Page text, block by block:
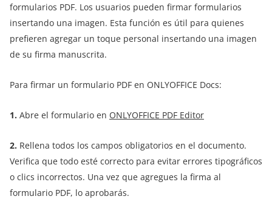
formularios PDF. Los usuarios pueden firmar formularios
insertando una imagen. Esta función es útil para quienes
prefieren agregar un toque personal insertando una imagen
de su firma manuscrita.
Para firmar un formulario PDF en ONLYOFFICE Docs:
1. Abre el formulario en ONLYOFFICE PDF Editor
2. Rellena todos los campos obligatorios en el documento.
Verifica que todo esté correcto para evitar errores tipográficos
o clics incorrectos. Una vez que agregues la firma al
formulario PDF, lo aprobarás.